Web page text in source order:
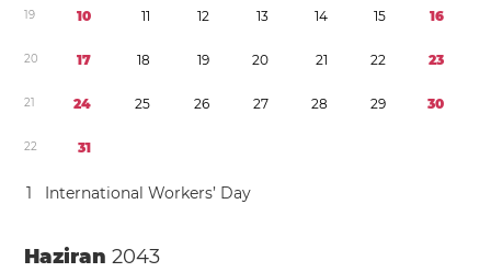
19 10 11 12 13 14 15 16
20 17 18 19 20 21 22 23
21 24 25 26 27 28 29 30
22 31
1 International Workers’ Day
Haziran2043